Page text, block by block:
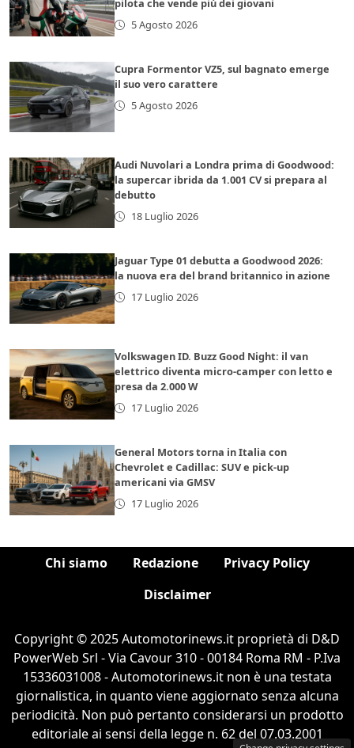
pilota che vende più dei giovani
5 Agosto 2026
Cupra Formentor VZ5, sul bagnato emerge
il suo vero carattere
5 Agosto 2026
Audi Nuvolari a Londra prima di Goodwood:
la supercar ibrida da 1.001 CV si prepara al
debutto
18 Luglio 2026
Jaguar Type 01 debutta a Goodwood 2026:
la nuova era del brand britannico in azione
17 Luglio 2026
Volkswagen ID. Buzz Good Night: il van
elettrico diventa micro-camper con letto e
presa da 2.000 W
17 Luglio 2026
General Motors torna in Italia con
Chevrolet e Cadillac: SUV e pick-up
americani via GMSV
17 Luglio 2026
Chi siamo Redazione
Privacy Policy
Disclaimer
Copyright © 2025 Automotorinews.it proprietà di D&D
PowerWeb Srl - Via Cavour 310 - 00184 Roma RM - P.Iva
15336031008 - Automotorinews.it non è una testata
giornalistica, in quanto viene aggiornato senza alcuna
periodicità. Non può pertanto considerarsi un prodotto
editoriale ai sensi della legge n. 62 del 07.03.2001